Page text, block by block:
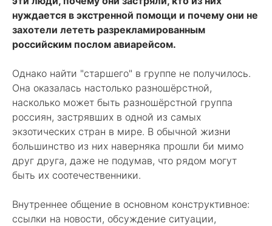
нуждается в экстренной помощи и почему они не
захотели лететь разрекламированным
российским послом авиарейсом.
Однако найти "старшего" в группе не получилось.
Она оказалась настолько разношёрстной,
насколько может быть разношёрстной группа
россиян, застрявших в одной из самых
экзотических стран в мире. В обычной жизни
большинство из них наверняка прошли би мимо
друг друга, даже не подумав, что рядом могут
быть их соотечественники.
Внутреннее общение в основном конструктивное:
ссылки на новости, обсуждение ситуации,